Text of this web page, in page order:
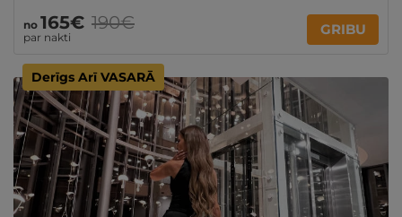
no 165€
par nakti
190€ GRIBU
Derīgs Arī VASARĀ